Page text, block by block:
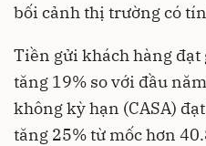
bối cảnh thị trường có
Tiền gửi khách hàng
tăng 19% so với đầu
không kỳ hạn (CASA)
tăng 25% từ mốc hơn